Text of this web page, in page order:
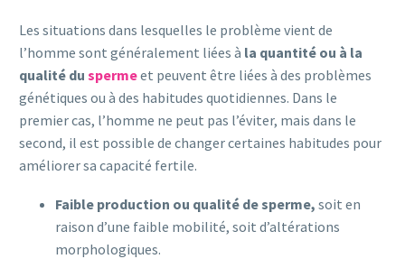
Les situations dans lesquelles le problème vient de
l’homme sont généralement liées à la quantité ou à la
qualité du spermeet peuvent être liées à des problèmes
génétiques ou à des habitudes quotidiennes. Dans le
premier cas, l’homme ne peut pas l’éviter, mais dans le
second, il est possible de changer certaines habitudes pour
améliorer sa capacité fertile.
Faible production ou qualité de sperme, soit en
raison d’une faible mobilité, soit d’altérations
morphologiques.